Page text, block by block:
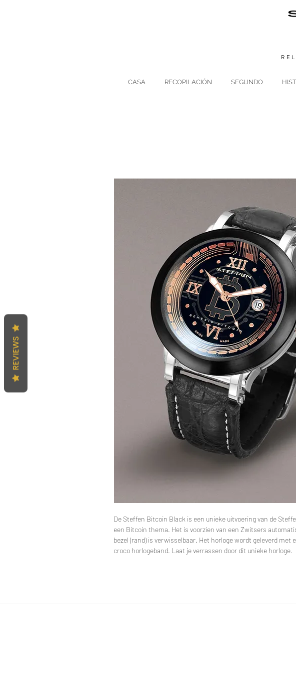
CASA RECOPILACIÓN SEGUNDO
De Steffen Bitcoin Black is een unieke uitvoering van de
een Bitcoin thema. Het is voorzien van een Zwitsers
bezel (rand) is verwisselbaar. Het horloge wordt geleverd met
croco horlogeband. Laat je verrassen door dit unieke horloge.
REVIEWS